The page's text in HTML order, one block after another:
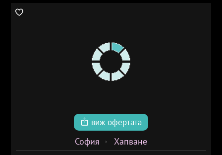
виж офертата
София Хапване